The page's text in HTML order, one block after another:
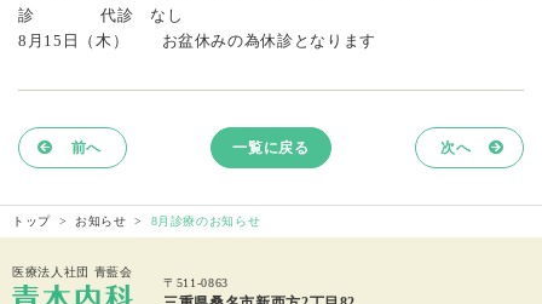
診 代診 なし
8月15日（木） お盆休みの為休診となります
前へ 一覧に戻る 次へ
トップ お知らせ 8月診療のお知らせ
医療法人社団 青藍会
〒511-0863